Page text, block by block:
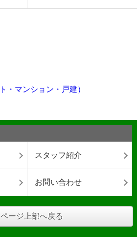
スタッフ紹介
お問い合わせ
ページ上部へ戻る